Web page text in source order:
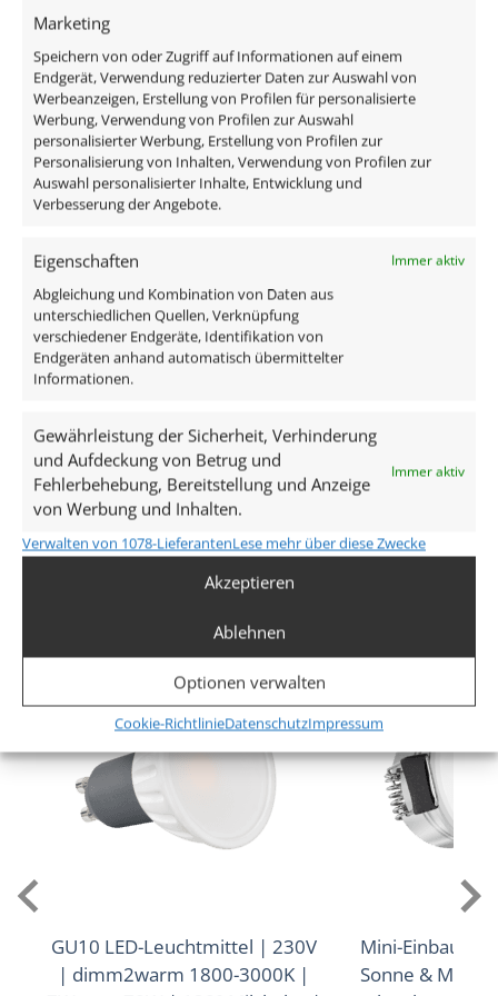
Marketing
Speichern von oder Zugriff auf Informationen auf einem
Endgerät, Verwendung reduzierter Daten zur Auswahl von
Werbeanzeigen, Erstellung von Profilen für personalisierte
Werbung, Verwendung von Profilen zur Auswahl
personalisierter Werbung, Erstellung von Profilen zur
Personalisierung von Inhalten, Verwendung von Profilen zur
Auswahl personalisierter Inhalte, Entwicklung und
Verbesserung der Angebote.
Eigenschaften Immer aktiv
Abgleichung und Kombination von Daten aus
unterschiedlichen Quellen, Verknüpfung
verschiedener Endgeräte, Identifikation von
Endgeräten anhand automatisch übermittelter
Informationen.
Gewährleistung der Sicherheit, Verhinderung
und Aufdeckung von Betrug und
Fehlerbehebung, Bereitstellung und Anzeige
von Werbung und Inhalten.
Immer aktiv
Verwalten von 1078-LieferantenLese mehr über diese Zwecke
Akzeptieren
Ablehnen
Optionen verwalten
Cookie-RichtlinieDatenschutzImpressum
Technische Daten
Gesamtmaße
50×50×22mm
Spannung (V)
AC 230V
Leistung (W)
7W
Glühbirnenersatz
Dimmbarkeit
Ja
Abstrahlwinkel
Lichtstrom (Lumen)
Lichtfarbtemperatur (K)
1800–3000K D2W (Dim-to-Warm)
95
Schutzklasse (IP)
IP20
Mehr anzeigen
Ähnliche Produkte
GU10 LED-Leuchtmittel | 230V
| dimm2warm 1800-3000K |
Mini-
Sonne & Mond